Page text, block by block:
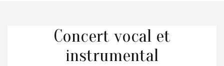
Concert vocal et
instrumental